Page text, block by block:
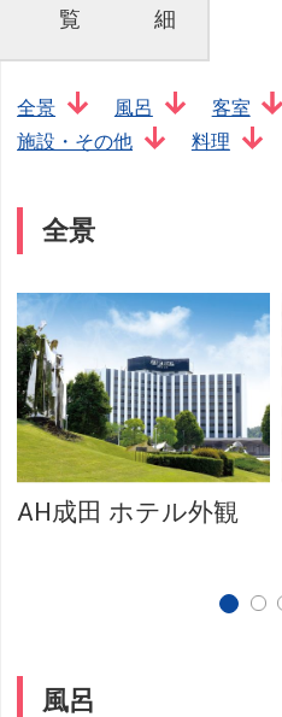
覧
細
全景 風呂 客室
施設・その他
料理
全景
AH成田 ホテル外観
風呂